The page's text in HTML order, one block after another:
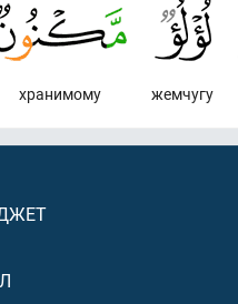
жемчугу
хранимому